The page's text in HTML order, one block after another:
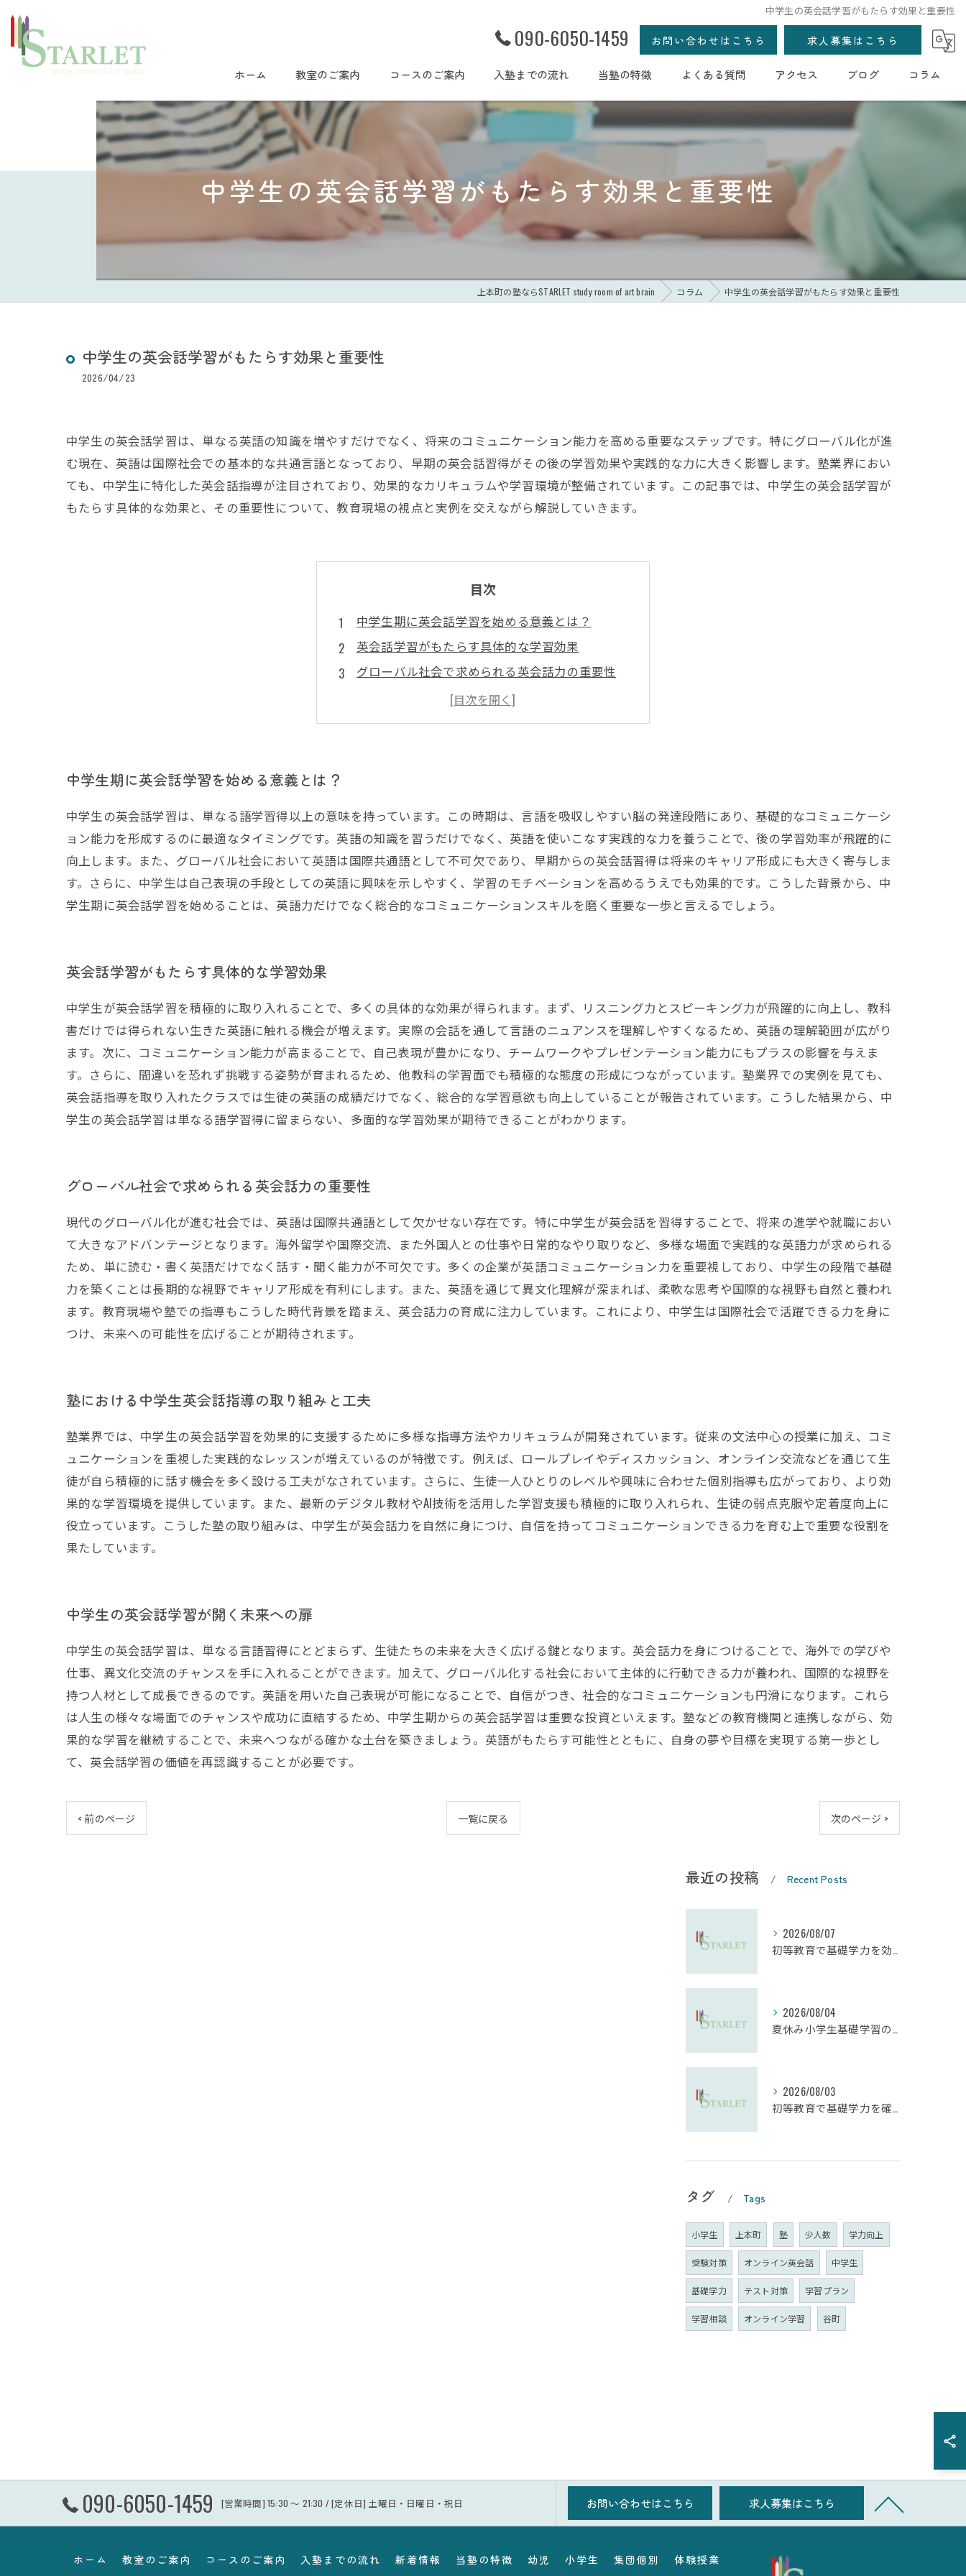
中学生の英会話学習がもたらす効果と重要性
090-6050-1459 お問い合わせはこちら 求人募集はこちら
ホーム 教室のご案内 コースのご案内 入塾までの流れ 当塾の特徴
集団個別
よくある質問 アクセス ブログ コラム
中学生の英会話学習がもたらす効果と重要性
上本町の塾ならSTARLET study room of art brain コラム 中学生の英会話学習がもたらす効果と重要性
中学生の英会話学習がもたらす効果と重要性
2026/04/23
中学生の英会話学習は、単なる英語の知識を増やすだけでなく、将来のコミュニケーション能力を高める重要なステップです。特にグローバル化が進
む現在、英語は国際社会での基本的な共通言語となっており、早期の英会話習得がその後の学習効果や実践的な力に大きく影響します。塾業界におい
ても、中学生に特化した英会話指導が注目されており、効果的なカリキュラムや学習環境が整備されています。この記事では、中学生の英会話学習が
もたらす具体的な効果と、その重要性について、教育現場の視点と実例を交えながら解説していきます。
目次
中学生期に英会話学習を始める意義とは？
英会話学習がもたらす具体的な学習効果
グローバル社会で求められる英会話力の重要性
塾における中学生英会話指導の取り組みと工夫
中学生の英会話学習が開く未来への扉
中学生期に英会話学習を始める意義とは？
中学生の英会話学習は、単なる語学習得以上の意味を持っています。この時期は、言語を吸収しやすい脳の発達段階にあり、基礎的なコミュニケーシ
ョン能力を形成するのに最適なタイミングです。英語の知識を習うだけでなく、英語を使いこなす実践的な力を養うことで、後の学習効率が飛躍的に
向上します。また、グローバル社会において英語は国際共通語として不可欠であり、早期からの英会話習得は将来のキャリア形成にも大きく寄与しま
す。さらに、中学生は自己表現の手段としての英語に興味を示しやすく、学習のモチベーションを高めるうえでも効果的です。こうした背景から、中
学生期に英会話学習を始めることは、英語力だけでなく総合的なコミュニケーションスキルを磨く重要な一歩と言えるでしょう。
英会話学習がもたらす具体的な学習効果
中学生が英会話学習を積極的に取り入れることで、多くの具体的な効果が得られます。まず、リスニング力とスピーキング力が飛躍的に向上し、教科
書だけでは得られない生きた英語に触れる機会が増えます。実際の会話を通して言語のニュアンスを理解しやすくなるため、英語の理解範囲が広がり
ます。次に、コミュニケーション能力が高まることで、自己表現が豊かになり、チームワークやプレゼンテーション能力にもプラスの影響を与えま
す。さらに、間違いを恐れず挑戦する姿勢が育まれるため、他教科の学習面でも積極的な態度の形成につながっています。塾業界での実例を見ても、
英会話指導を取り入れたクラスでは生徒の英語の成績だけでなく、総合的な学習意欲も向上していることが報告されています。こうした結果から、中
学生の英会話学習は単なる語学習得に留まらない、多面的な学習効果が期待できることがわかります。
グローバル社会で求められる英会話力の重要性
現代のグローバル化が進む社会では、英語は国際共通語として欠かせない存在です。特に中学生が英会話を習得することで、将来の進学や就職におい
て大きなアドバンテージとなります。海外留学や国際交流、また外国人との仕事や日常的なやり取りなど、多様な場面で実践的な英語力が求められる
ため、単に読む・書く英語だけでなく話す・聞く能力が不可欠です。多くの企業が英語コミュニケーション力を重要視しており、中学生の段階で基礎
力を築くことは長期的な視野でキャリア形成を有利にします。また、英語を通じて異文化理解が深まれば、柔軟な思考や国際的な視野も自然と養われ
ます。教育現場や塾での指導もこうした時代背景を踏まえ、英会話力の育成に注力しています。これにより、中学生は国際社会で活躍できる力を身に
つけ、未来への可能性を広げることが期待されます。
塾における中学生英会話指導の取り組みと工夫
塾業界では、中学生の英会話学習を効果的に支援するために多様な指導方法やカリキュラムが開発されています。従来の文法中心の授業に加え、コミ
ュニケーションを重視した実践的なレッスンが増えているのが特徴です。例えば、ロールプレイやディスカッション、オンライン交流などを通じて生
徒が自ら積極的に話す機会を多く設ける工夫がなされています。さらに、生徒一人ひとりのレベルや興味に合わせた個別指導も広がっており、より効
果的な学習環境を提供しています。また、最新のデジタル教材やAI技術を活用した学習支援も積極的に取り入れられ、生徒の弱点克服や定着度向上に
役立っています。こうした塾の取り組みは、中学生が英会話力を自然に身につけ、自信を持ってコミュニケーションできる力を育む上で重要な役割を
果たしています。
中学生の英会話学習が開く未来への扉
中学生の英会話学習は、単なる言語習得にとどまらず、生徒たちの未来を大きく広げる鍵となります。英会話力を身につけることで、海外での学びや
仕事、異文化交流のチャンスを手に入れることができます。加えて、グローバル化する社会において主体的に行動できる力が養われ、国際的な視野を
持つ人材として成長できるのです。英語を用いた自己表現が可能になることで、自信がつき、社会的なコミュニケーションも円滑になります。これら
は人生の様々な場面でのチャンスや成功に直結するため、中学生期からの英会話学習は重要な投資といえます。塾などの教育機関と連携しながら、効
果的な学習を継続することで、未来へつながる確かな土台を築きましょう。英語がもたらす可能性とともに、自身の夢や目標を実現する第一歩とし
て、英会話学習の価値を再認識することが必要です。
< 前のページ 一覧に戻る 次のページ >
最近の投稿 Recent Posts
2026/08/07
初等教育で基礎学力を効果的に向上させる学習法
2026/08/04
夏休み小学生基礎学習の勉強法とモチベーション維持
2026/08/03
初等教育で基礎学力を確実に定着させる塾の技術
タグ Tags
小学生 上本町 塾 少人数 学力向上
受験対策 オンライン英会話 中学生
基礎学力 テスト対策 学習プラン
学習相談 オンライン学習 谷町
090-6050-1459 [営業時間] 15:30 〜 21:30 / [定休日] 土曜日・日曜日・祝日 お問い合わせはこちら 求人募集はこちら
ホーム 教室のご案内 コースのご案内 入塾までの流れ 新着情報 当塾の特徴 幼児 小学生 集団個別
体験授業